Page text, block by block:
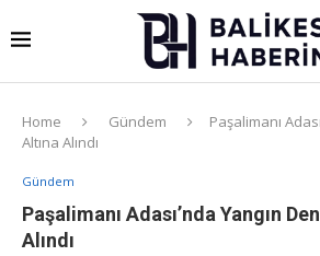
Home Gündem
Paşalimanı
Altına Alındı
Gündem
Paşalimanı Adası’nda Yangın
Alındı